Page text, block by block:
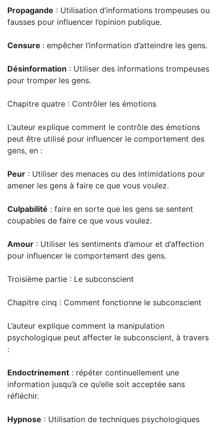
Propagande : Utilisation d’informations trompeuses ou
fausses pour influencer l’opinion publique.
Censure : empêcher l’information d’atteindre les gens.
Désinformation : Utiliser des informations trompeuses
pour tromper les gens.
Chapitre quatre : Contrôler les émotions
L’auteur explique comment le contrôle des émotions
peut être utilisé pour influencer le comportement des
gens, en :
Peur : Utiliser des menaces ou des intimidations pour
amener les gens à faire ce que vous voulez.
Culpabilité : faire en sorte que les gens se sentent
coupables de faire ce que vous voulez.
Amour : Utiliser les sentiments d’amour et d’affection
pour influencer le comportement des gens.
Troisième partie : Le subconscient
Chapitre cinq : Comment fonctionne le subconscient
L’auteur explique comment la manipulation
psychologique peut affecter le subconscient, à travers
:
Endoctrinement : répéter continuellement une
information jusqu’à ce qu’elle soit acceptée sans
réfléchir.
Hypnose : Utilisation de techniques psychologiques